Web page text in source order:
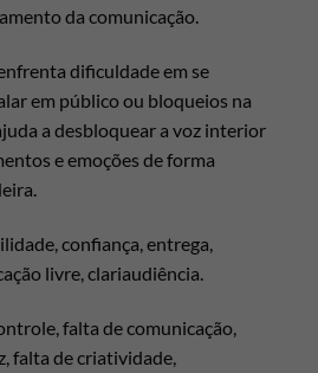
da comunicação.
dificuldade em se
em público ou bloqueios na
a desbloquear a voz interior
e emoções de forma
confiança, entrega,
livre, clariaudiência.
falta de comunicação,
falta de criatividade,